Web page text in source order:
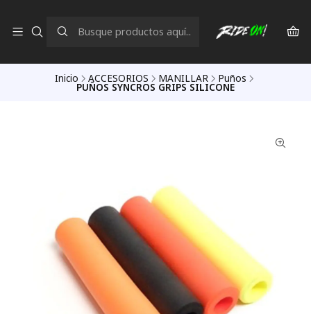
Inicio ACCESORIOS MANILLAR Puños
PUÑOS SYNCROS GRIPS SILICONE